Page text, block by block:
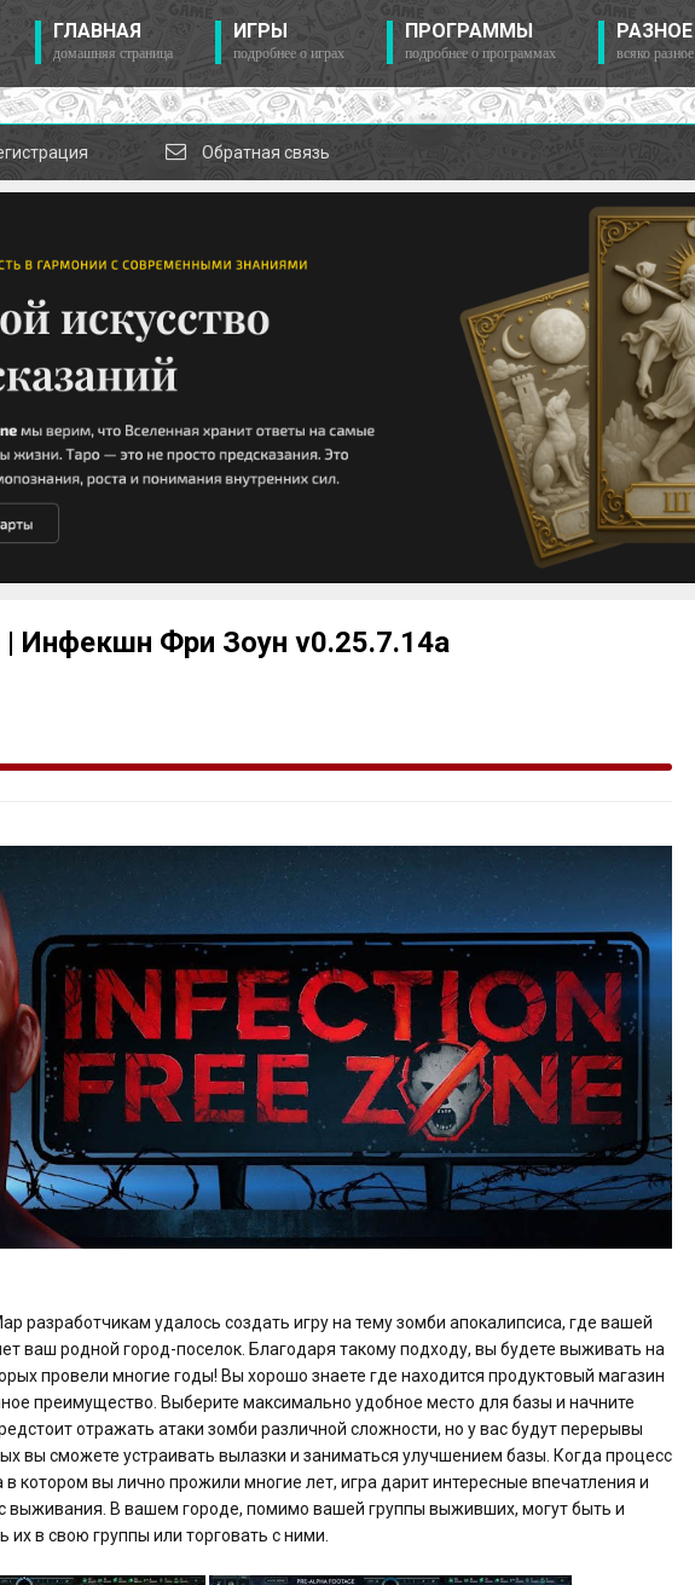
ГЛАВНАЯ
домашняя страница
ИГРЫ
подробнее о играх
ПРОГРАММЫ
подробнее о программах
РАЗНОЕ
всяко разное
Обратная связь
| Инфекшн Фри Зоун v0.25.7.14a
разработчикам удалось создать игру на тему зомби апокалипсиса, где вашей
ваш родной город-поселок. Благодаря такому подходу, вы будете выживать на
провели многие годы! Вы хорошо знаете где находится продуктовый магазин
преимущество. Выберите максимально удобное место для базы и начните
отражать атаки зомби различной сложности, но у вас будут перерывы
вы сможете устраивать вылазки и заниматься улучшением базы. Когда процесс
котором вы лично прожили многие лет, игра дарит интересные впечатления и
выживания. В вашем городе, помимо вашей группы выживших, могут быть и
в свою группы или торговать с ними.